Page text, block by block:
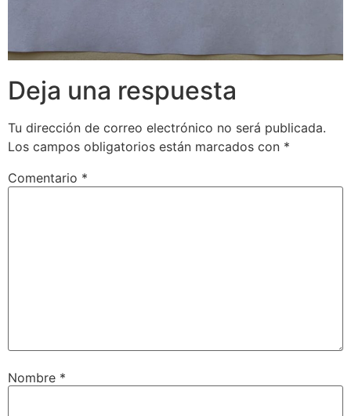
Deja una respuesta
Tu dirección de correo electrónico no será publicada.
Los campos obligatorios están marcados con *
Comentario *
Nombre *